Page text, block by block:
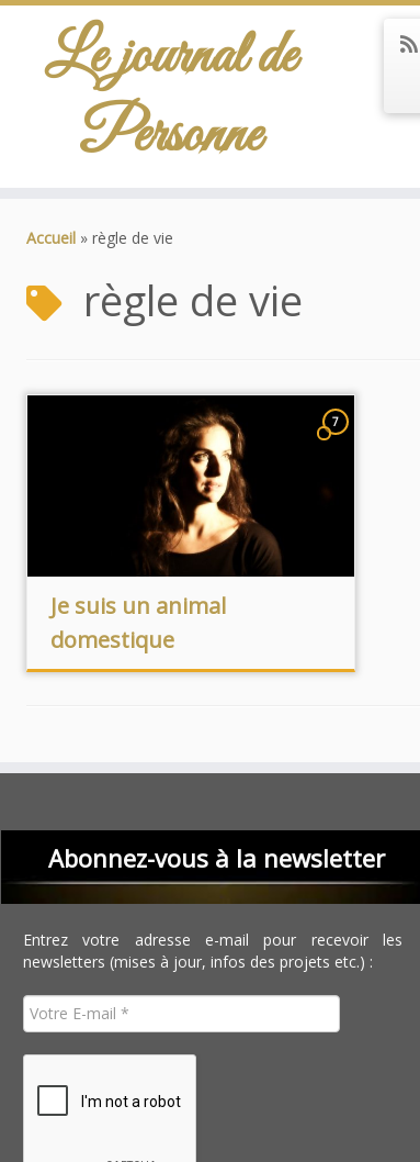
Le journal de
Personne
Accueil » règle de vie
règle de vie
7
Je suis un animal
domestique
Abonnez-vous à la newsletter
Entrez votre adresse e-mail pour recevoir les
newsletters (mises à jour, infos des projets etc.) :